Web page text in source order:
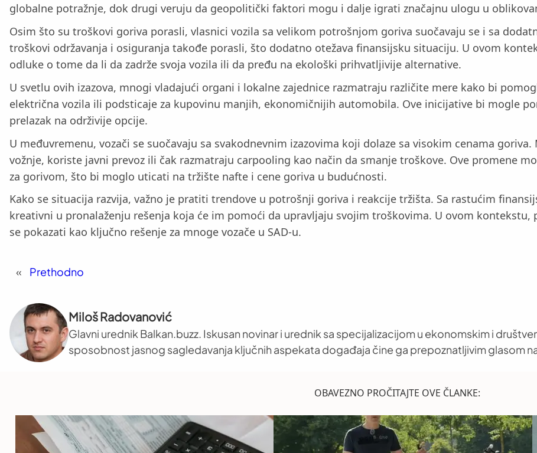
globalne potražnje, dok drugi veruju da geopolitički faktori mogu i dalje igrati značajnu ulogu u
Osim što su troškovi goriva porasli, vlasnici vozila sa velikom potrošnjom goriva suočavaju se i sa
troškovi održavanja i osiguranja takođe porasli, što dodatno otežava finansijsku situaciju. U ovom
odluke o tome da li da zadrže svoja vozila ili da pređu na ekološki prihvatljivije alternative.
U svetlu ovih izazova, mnogi vladajući organi i lokalne zajednice razmatraju različite mere kako bi
električna vozila ili podsticaje za kupovinu manjih, ekonomičnijih automobila. Ove inicijative bi mogle
prelazak na održivije opcije.
U međuvremenu, vozači se suočavaju sa svakodnevnim izazovima koji dolaze sa visokim cenama
vožnje, koriste javni prevoz ili čak razmatraju carpooling kao način da smanje troškove. Ove promene
za gorivom, što bi moglo uticati na tržište nafte i cene goriva u budućnosti.
Kako se situacija razvija, važno je pratiti trendove u potrošnji goriva i reakcije tržišta. Sa rastućim
kreativni u pronalaženju rešenja koja će im pomoći da upravljaju svojim troškovima. U ovom
se pokazati kao ključno rešenje za mnoge vozače u SAD-u.
« Prethodno
Miloš Radovanović
Glavni urednik Balkan.buzz. Iskusan novinar i urednik sa specijalizacijom u ekonomskim i
sposobnost jasnog sagledavanja ključnih aspekata događaja čine ga prepoznatljivim glasom
OBAVEZNO PROČITAJTE OVE ČLANKE: